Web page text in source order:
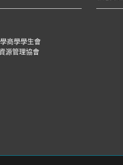
商學學生會
源管理協會